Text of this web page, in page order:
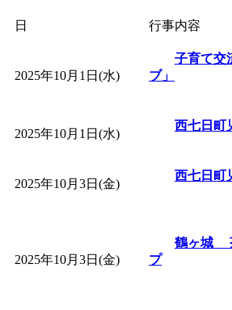
間：2026/
「皆鶴姫の
」 受付期
子育て講
2026/07/10～
子育て交
間：2026/
日 行事内容
2025年10月1日(水)
子育て交
ブ」
2025年10月1日(水)
西七日町
2025年10月3日(金)
西七日町
2025年10月3日(金)
鶴ヶ城
プ